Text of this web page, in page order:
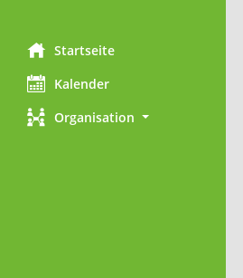
Startseite
Kalender
Organisation